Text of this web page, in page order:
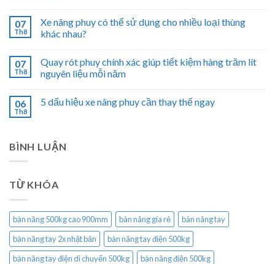
07
Th8
Xe nâng phuy có thể sử dụng cho nhiều loại thùng
khác nhau?
07
Th8
Quay rót phuy chính xác giúp tiết kiệm hàng trăm lít
nguyên liệu mỗi năm
06
Th8
5 dấu hiệu xe nâng phuy cần thay thế ngay
BÌNH LUẬN
TỪ KHÓA
bàn nâng 500kg cao 900mm bàn nâng gía rẻ
bàn nâng tay
bàn nâng tay 2x nhật bản
bàn nâng tay điện 500kg
bàn nâng tay điện di chuyển 500kg
bàn nâng điện 500kg